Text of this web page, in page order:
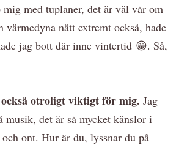
med tuplaner, det är väl vår om
värmedyna nått extremt också, hade
jag bott där inne vintertid 😁. Så,
otroligt viktigt för mig. Jag
musik, det är så mycket känslor i
ont. Hur är du, lyssnar du på